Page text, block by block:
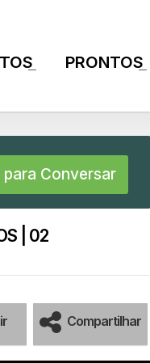
PRONTOS
para Conversar
| 02
Compartilhar